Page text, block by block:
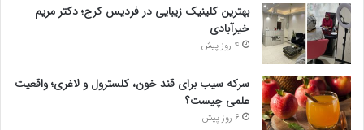
بهترین کلینیک زیبایی در فردیس کرج؛ دکتر مریم
خیرآبادی
4 روز پیش
سرکه سیب برای قند خون، کلسترول و لاغری؛ واقعیت
علمی چیست؟
6 روز پیش